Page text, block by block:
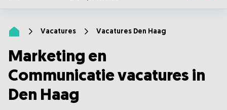
Vacatures Vacatures Den Haag
Marketing en
Communicatie vacatures in
Den Haag